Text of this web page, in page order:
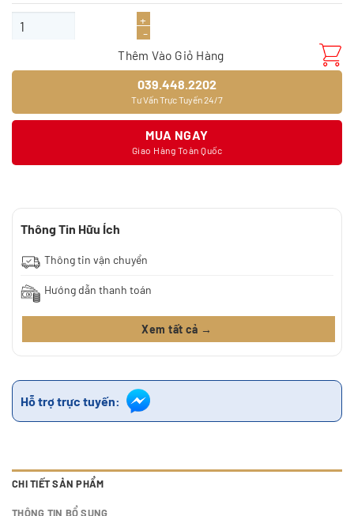
Sàn Gỗ Giá Tỵ (Teak) 15x90x900mm số lượng
Thêm Vào Giỏ Hàng
039.448.2202
Tư Vấn Trực Tuyến 24/7
MUA NGAY
Giao Hàng Toàn Quốc
Thông Tin Hữu Ích
Thông tin vận chuyển
Hướng dẫn thanh toán
Xem tất cả →
Hỗ trợ trực tuyến:
CHI TIẾT SẢN PHẨM
THÔNG TIN BỔ SUNG